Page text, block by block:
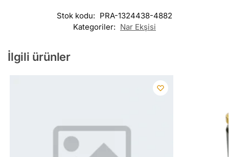
Stok kodu: PRA-1324438-4882
Kategoriler: Nar Ekşisi
İlgili ürünler